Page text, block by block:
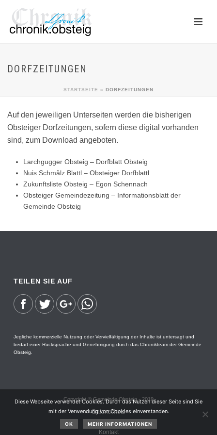
DORFZEITUNGEN
STARTSEITE » DORFZEITUNGEN
Auf den jeweiligen Unterseiten werden die bisherigen
Obsteiger Dorfzeitungen, sofern diese digital vorhanden
sind, zum Download angeboten.
Larchgugger Obsteig – Dorfblatt Obsteig
Nuis Schmålz Blattl – Obsteiger Dorfblattl
Zukunftsliste Obsteig – Egon Schennach
Obsteiger Gemeindezeitung – Informationsblatt der
Gemeinde Obsteig
TEILEN SIE AUF
Jegliche kommerzielle Nutzung oder Vervielfältigung der Inhalte ist untersagt und
bedarf einer Rücksprache und Genehmigung durch das Chronikteam der Gemeinde
Obsteig.
Copyright © Gemeinde Obsteig - 2019
Datenschutz
Impressum
Kontakt
Diese Webseite verwendet Cookies. Durch das Nutzen dieser Seite sind Sie
mit der Verwendung von Cookies einverstanden.
OK MEHR INFORMATIONEN